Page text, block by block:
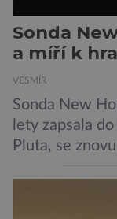
Sonda
a míří k
VESMÍR
Sonda New
lety zapsala
Pluta, se
podle NASA